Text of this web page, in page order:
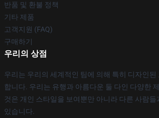
반품 및 환불 정책
기타 제품
고객지원 (FAQ)
구매하기
우리의 상점
우리는 우리의 세계적인 팀에 의해 특히 디자인
합니다. 우리는 유행과 아름다운 둘 다인 다양한
것은 개인 스타일을 보여뿐만 아니라 다른 사람들
있습니다.